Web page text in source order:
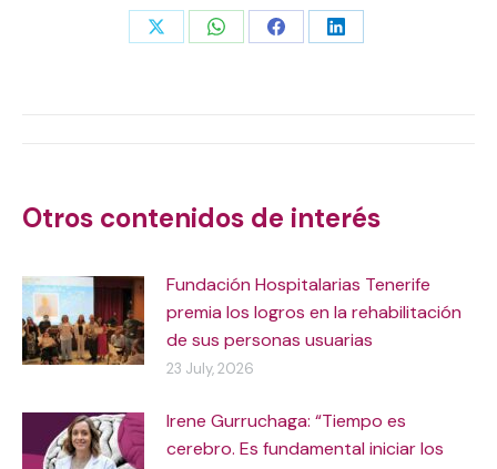
Share Share Share Share
Otros contenidos de interés
Fundación Hospitalarias Tenerife
premia los logros en la rehabilitación
de sus personas usuarias
23 July, 2026
Irene Gurruchaga: “Tiempo es
cerebro. Es fundamental iniciar los